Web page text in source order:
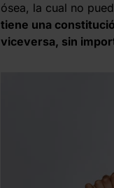
ósea, la cual no
tiene una
viceversa, sin